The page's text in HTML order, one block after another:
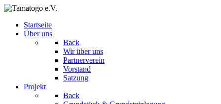
Startseite
Über uns
Back
Wir über uns
Partnerverein
Vorstand
Satzung
Projekt
Back